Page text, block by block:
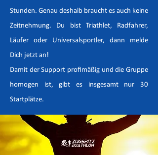
Stunden. Genau deshalb braucht es auch keine
Zeitnehmung. Du bist Triathlet, Radfahrer,
Läufer oder Universalsportler, dann melde
Dich jetzt an!
Damit der Support profimäßig und die Gruppe
homogen ist, gibt es insgesamt nur 30
Startplätze.